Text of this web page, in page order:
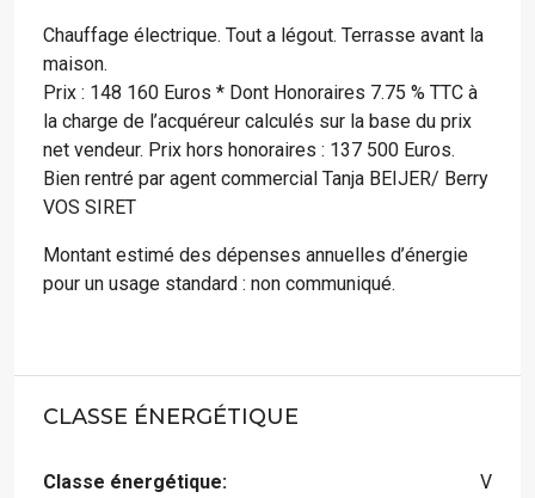
Chauffage électrique. Tout a légout. Terrasse avant la
maison.
Prix : 148 160 Euros * Dont Honoraires 7.75 % TTC à
la charge de l’acquéreur calculés sur la base du prix
net vendeur. Prix hors honoraires : 137 500 Euros.
Bien rentré par agent commercial Tanja BEIJER/ Berry
VOS SIRET
Montant estimé des dépenses annuelles d’énergie
pour un usage standard : non communiqué.
CLASSE ÉNERGÉTIQUE
Classe énergétique: V